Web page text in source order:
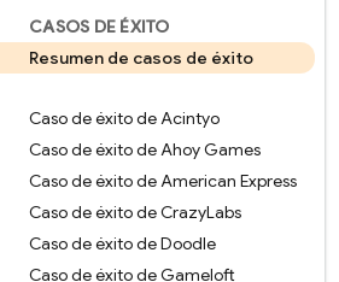
CASOS DE ÉXITO
Resumen de casos de éxito
Caso de éxito de Acintyo
Caso de éxito de Ahoy Games
Caso de éxito de American Express
Caso de éxito de CrazyLabs
Caso de éxito de Doodle
Caso de éxito de Gameloft